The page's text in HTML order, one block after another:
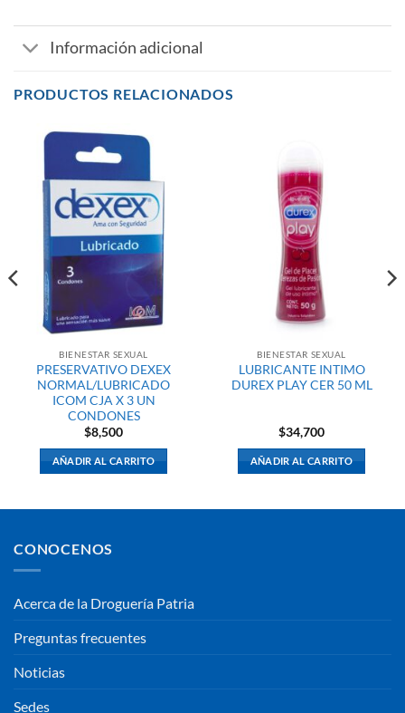
Información adicional
PRODUCTOS RELACIONADOS
BIENESTAR SEXUAL
PRESERVATIVO DEXEX
NORMAL/LUBRICADO
ICOM CJA X 3 UN
CONDONES
$8,500
AÑADIR AL CARRITO
BIENESTAR SEXUAL
LUBRICANTE INTIMO
DUREX PLAY CER 50 ML
$34,700
AÑADIR AL CARRITO
CONOCENOS
Acerca de la Droguería Patria
Preguntas frecuentes
Noticias
Sedes